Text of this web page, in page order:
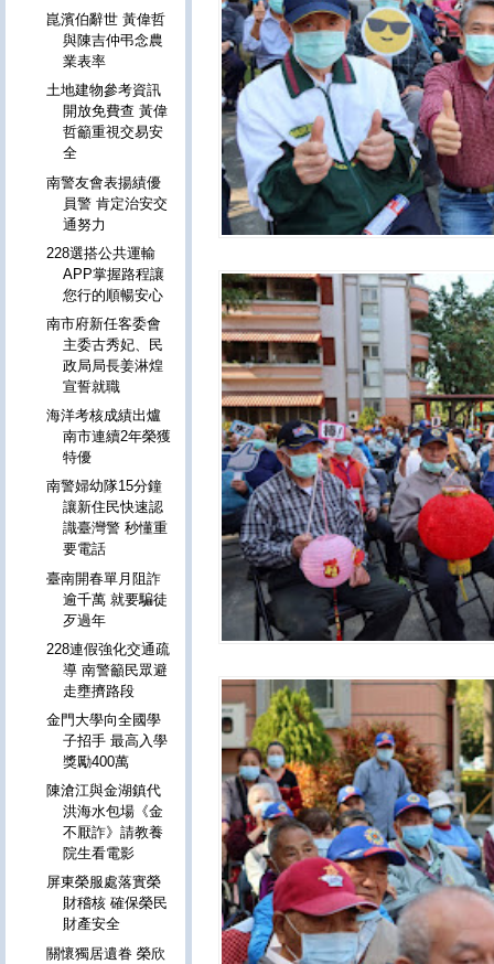
崑濱伯辭世 黃偉哲
與陳吉仲弔念農
業表率
土地建物參考資訊
開放免費查 黃偉
哲籲重視交易安
全
南警友會表揚績優
員警 肯定治安交
通努力
228選搭公共運輸
APP掌握路程讓
您行的順暢安心
南市府新任客委會
主委古秀妃、民
政局局長姜淋煌
宣誓就職
海洋考核成績出爐
南市連續2年榮獲
特優
南警婦幼隊15分鐘
讓新住民快速認
識臺灣警 秒懂重
要電話
臺南開春單月阻詐
逾千萬 就要騙徒
歹過年
228連假強化交通疏
導 南警籲民眾避
走壅擠路段
金門大學向全國學
子招手 最高入學
獎勵400萬
陳滄江與金湖鎮代
洪海水包場《金
不厭詐》請教養
院生看電影
屏東榮服處落實榮
財稽核 確保榮民
財產安全
關懷獨居遺眷 榮欣